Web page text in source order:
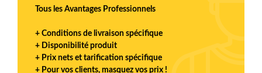
Tous les Avantages Professionnels
+ Conditions de livraison spécifique
+ Disponibilité produit
+ Prix nets et tarification spécifique
+ Pour vos clients, masquez vos prix !